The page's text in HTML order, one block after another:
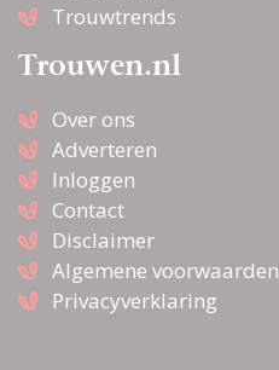
Trouwtrends
Trouwen.nl
Over ons
Adverteren
Inloggen
Contact
Disclaimer
Algemene voorwaarden
Privacyverklaring